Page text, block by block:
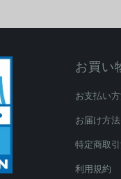
お買い
お支払い
お届け方法
特定商取
利用規約